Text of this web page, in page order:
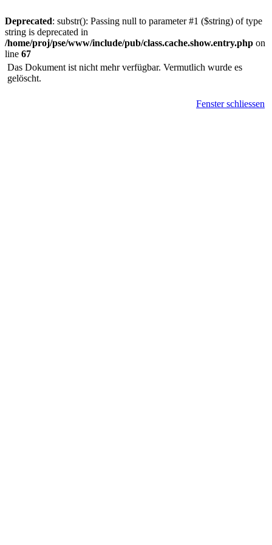
Deprecated: substr(): Passing null to parameter #1 ($string) of type
string is deprecated in
/home/proj/pse/www/include/pub/class.cache.show.entry.php on
line 67
Das Dokument ist nicht mehr verfügbar. Vermutlich wurde es
gelöscht.
Fenster schliessen